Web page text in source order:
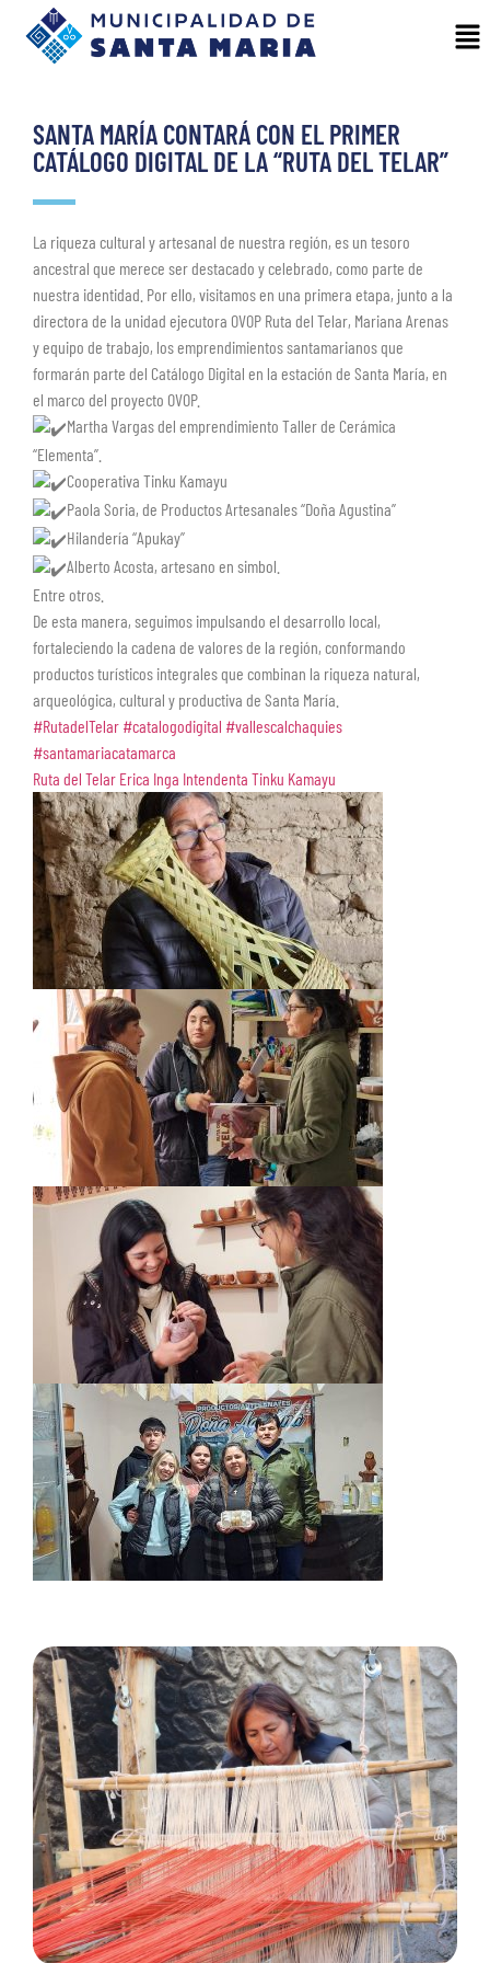
SANTA MARÍA CONTARÁ CON EL PRIMER
CATÁLOGO DIGITAL DE LA “RUTA DEL TELAR”
La riqueza cultural y artesanal de nuestra región, es un tesoro
ancestral que merece ser destacado y celebrado, como parte de
nuestra identidad. Por ello, visitamos en una primera etapa, junto a la
directora de la unidad ejecutora OVOP Ruta del Telar, Mariana Arenas
y equipo de trabajo, los emprendimientos santamarianos que
formarán parte del Catálogo Digital en la estación de Santa María, en
el marco del proyecto OVOP.
Martha Vargas del emprendimiento Taller de Cerámica
“Elementa”.
Cooperativa Tinku Kamayu
Paola Soria, de Productos Artesanales “Doña Agustina”
Hilandería “Apukay”
Alberto Acosta, artesano en simbol.
Entre otros.
De esta manera, seguimos impulsando el desarrollo local,
fortaleciendo la cadena de valores de la región, conformando
productos turísticos integrales que combinan la riqueza natural,
arqueológica, cultural y productiva de Santa María.
#RutadelTelar #catalogodigital #vallescalchaquies
#santamariacatamarca
Ruta del Telar Erica Inga Intendenta Tinku Kamayu